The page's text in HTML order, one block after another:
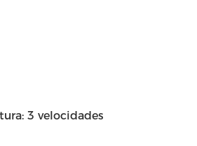
3 velocidades